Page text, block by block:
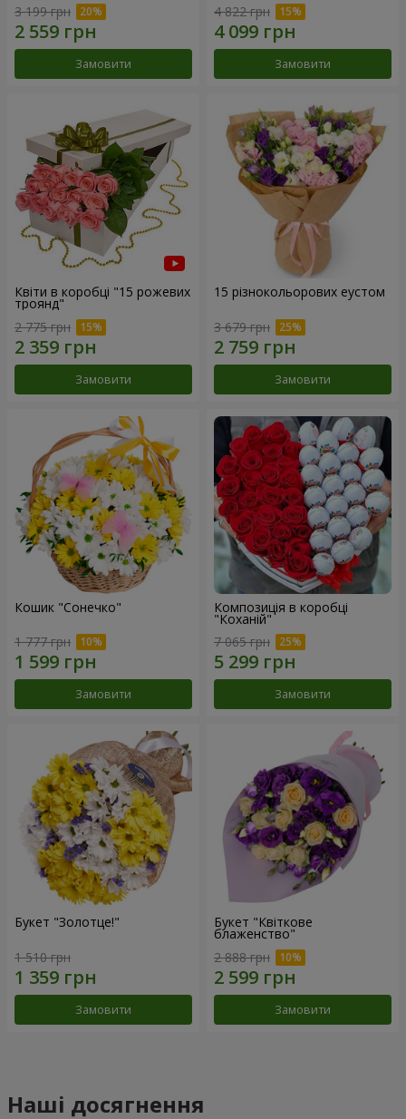
3 199 грн
Замовити
4 822 грн
Замовити
Квіти в коробці "15 рожевих
троянд"
2 775 грн
Замовити
15 різнокольорових еустом
3 679 грн
Замовити
Кошик "Сонечко"
1 777 грн
Замовити
Композиція в коробці
"Коханій"
7 065 грн
Замовити
Букет "Золотце!"
1 510 грн
Замовити
Букет "Квіткове
блаженство"
2 888 грн
Замовити
Наші досягнення